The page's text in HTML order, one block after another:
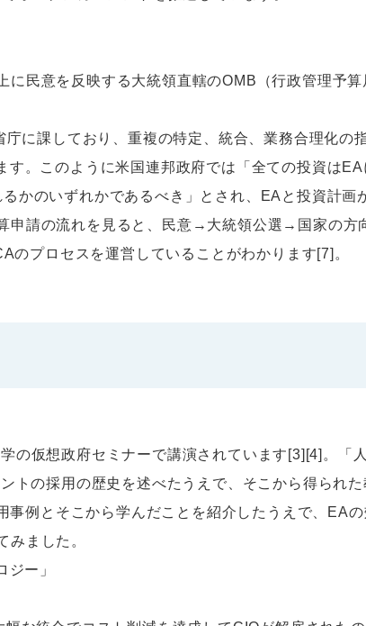
民意を反映する大統領直轄のOMB（行政管理予
に課しており、重複の特定、統合、業務合理化の
。このように米国連邦政府では「全ての投資は
かのいずれかであるべき」とされ、EAと投資計画
申請の流れを見ると、民意→大統領公選→国家の方
プロセスを運営していることがわかります[7]。
仮想政府セミナーで講演されています[3][4]。「
トの採用の歴史を述べたうえで、そこから得られ
例とそこから学んだことを紹介したうえで、EA
みました。
ジー」